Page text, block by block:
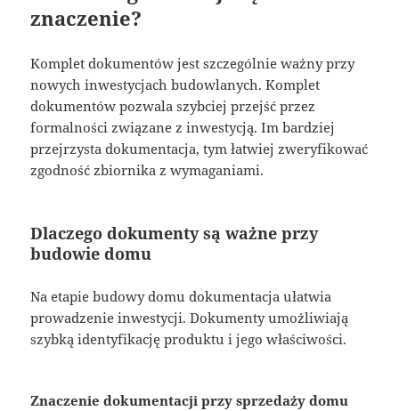
znaczenie?
Komplet dokumentów jest szczególnie ważny przy
nowych inwestycjach budowlanych. Komplet
dokumentów pozwala szybciej przejść przez
formalności związane z inwestycją. Im bardziej
przejrzysta dokumentacja, tym łatwiej zweryfikować
zgodność zbiornika z wymaganiami.
Dlaczego dokumenty są ważne przy
budowie domu
Na etapie budowy domu dokumentacja ułatwia
prowadzenie inwestycji. Dokumenty umożliwiają
szybką identyfikację produktu i jego właściwości.
Znaczenie dokumentacji przy sprzedaży domu